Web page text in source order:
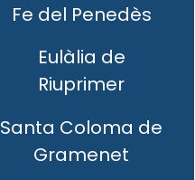
Fe del Penedès
Eulàlia de
Riuprimer
Santa Coloma de
Gramenet